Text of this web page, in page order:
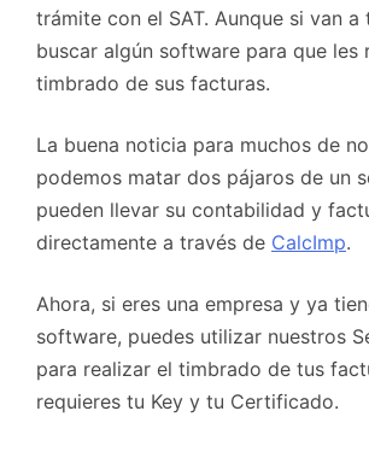
trámite con el SAT. Aunque si van a
buscar algún software para que les
timbrado de sus facturas.
La buena noticia para muchos de
podemos matar dos pájaros de un
pueden llevar su contabilidad y
directamente a través de CalcImp.
Ahora, si eres una empresa y ya
software, puedes utilizar nuestros
para realizar el timbrado de tus
requieres tu Key y tu Certificado.